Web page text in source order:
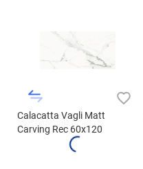
Calacatta Vagli Matt
Carving Rec 60x120